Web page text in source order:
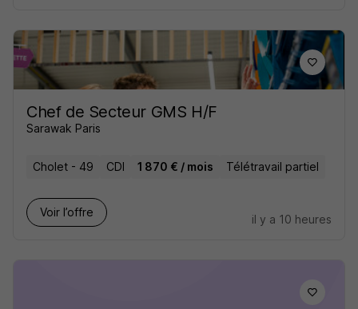
Chef de Secteur GMS H/F
Sarawak Paris
Cholet - 49 CDI 1 870 € / mois Télétravail partiel
Voir l’offre
il y a 10 heures